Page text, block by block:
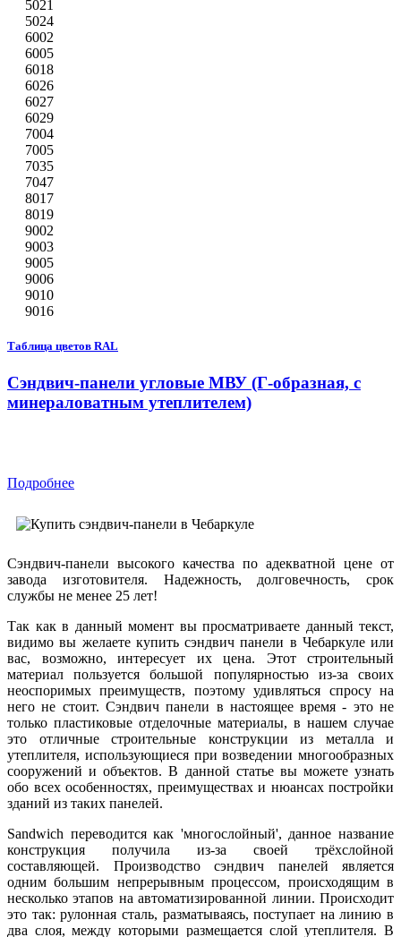
5021
5024
6002
6005
6018
6026
6027
6029
7004
7005
7035
7047
8017
8019
9002
9003
9005
9006
9010
9016
Таблица цветов RAL
Сэндвич-панели угловые МВУ (Г-образная, с
минераловатным утеплителем)
Подробнее
Сэндвич-панели высокого качества по адекватной цене от
завода изготовителя. Надежность, долговечность, срок
службы не менее 25 лет!
Так как в данный момент вы просматриваете данный текст,
видимо вы желаете купить сэндвич панели в Чебаркуле или
вас, возможно, интересует их цена. Этот строительный
материал пользуется большой популярностью из-за своих
неоспоримых преимуществ, поэтому удивляться спросу на
него не стоит. Сэндвич панели в настоящее время - это не
только пластиковые отделочные материалы, в нашем случае
это отличные строительные конструкции из металла и
утеплителя, использующиеся при возведении многообразных
сооружений и объектов. В данной статье вы можете узнать
обо всех особенностях, преимуществах и нюансах постройки
зданий из таких панелей.
Sandwich переводится как 'многослойный', данное название
конструкция получила из-за своей трёхслойной
составляющей. Производство сэндвич панелей является
одним большим непрерывным процессом, происходящим в
несколько этапов на автоматизированной линии. Происходит
это так: рулонная сталь, разматываясь, поступает на линию в
два слоя, между которыми размещается слой утеплителя. В